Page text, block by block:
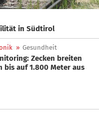
in Südtirol
» Gesundheit
Zecken breiten
bis auf 1.800 Meter aus